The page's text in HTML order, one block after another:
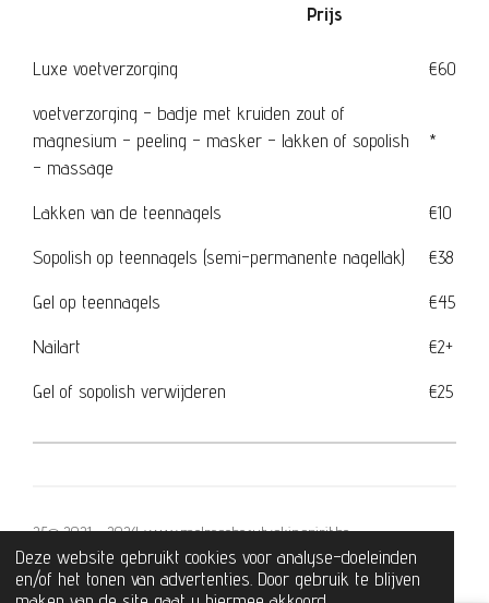
Deze website gebruikt cookies voor analyse-doeleinden
en/of het tonen van advertenties. Door gebruik te blijven
Prijs
Luxe voetverzorging
€60
voetverzorging - badje met kruiden zout of
magnesium - peeling - masker - lakken of sopolish
- massage
*
Lakken van de teennagels
€10
Sopolish op teennagels (semi-permanente nagellak)
€38
Gel op teennagels
€45
Nailart
€2+
Gel of sopolish verwijderen
€25
25© 2021 - 2024 www.melrosebeautyskinspirit.be
Powered byJouwWeb